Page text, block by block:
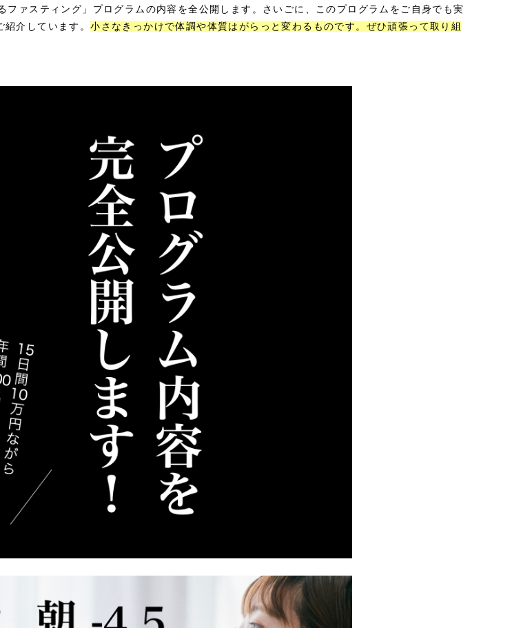
ファスティング」プログラムの内容を全公開します。さいごに、このプログラムをご自身でも実
紹介しています。小さなきっかけで体調や体質はがらっと変わるものです。ぜひ頑張って取り組